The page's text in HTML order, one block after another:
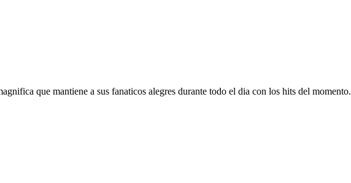
que mantiene a sus fanaticos alegres durante todo el dia con los hits del momento.